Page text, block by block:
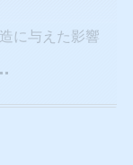
に与えた影響